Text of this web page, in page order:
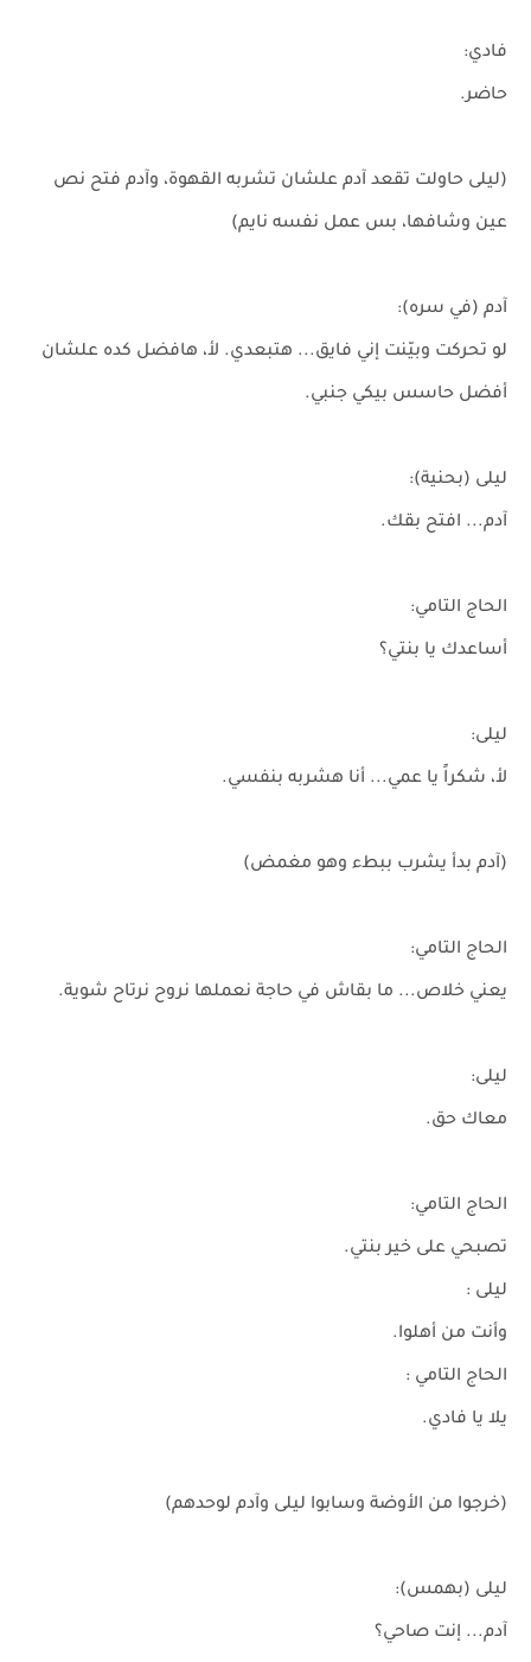
فادي:
حاضر.
(ليلى حاولت تقعد آدم علشان تشربه القهوة، وآدم فتح نص
عين وشافها، بس عمل نفسه نايم)
آدم (في سره):
لو تحركت وبيّنت إني فايق... هتبعدي. لأ، هافضل كده علشان
أفضل حاسس بيكي جنبي.
ليلى (بحنية):
آدم... افتح بقك.
الحاج التامي:
أساعدك يا بنتي؟
ليلى:
لأ، شكراً يا عمي... أنا هشربه بنفسي.
(آدم بدأ يشرب ببطء وهو مغمض)
الحاج التامي:
يعني خلاص... ما بقاش في حاجة نعملها نروح نرتاح شوية.
ليلى:
معاك حق.
الحاج التامي:
تصبحي على خير بنتي.
ليلى :
وأنت من أهلوا.
الحاج التامي :
يلا يا فادي.
(خرجوا من الأوضة وسابوا ليلى وآدم لوحدهم)
ليلى (بهمس):
آدم... إنت صاحي؟